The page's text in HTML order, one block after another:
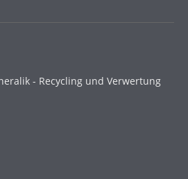
- Recycling und Verwertung